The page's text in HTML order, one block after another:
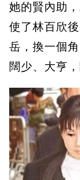
她的賢內助
使了林百欣
岳，換一個
闊少、大亨